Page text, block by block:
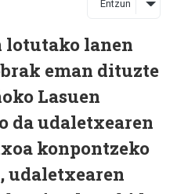
Entzun
lanen
eman dituzte
Lasuen
da udaletxearen
konpontzeko
udaletxearen